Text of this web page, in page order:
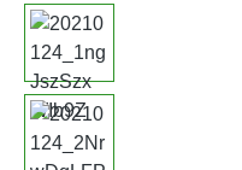
Bildergalerie überspringen